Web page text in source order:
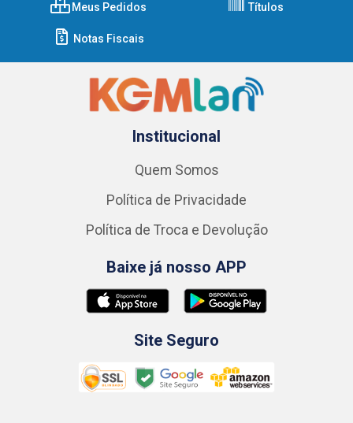
Meus Pedidos Títulos
Notas Fiscais
Institucional
Quem Somos
Política de Privacidade
Política de Troca e Devolução
Baixe já nosso APP
Site Seguro